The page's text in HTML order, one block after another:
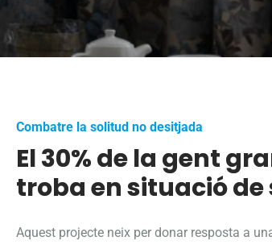
Combatre la solitud no desitjada
El 30% de la gent
troba en situació
Aquest projecte neix per donar resposta a